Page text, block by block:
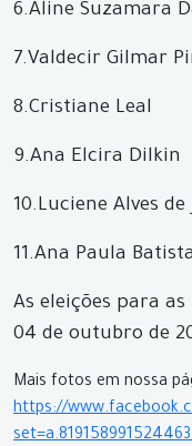
6.Aline Suzamara
7.Valdecir Gilmar
8.Cristiane Leal
9.Ana Elcira Dilkin
10.Luciene Alves de
11.Ana Paula Batista
As eleições para
04 de outubro de
Mais fotos em nossa
https://